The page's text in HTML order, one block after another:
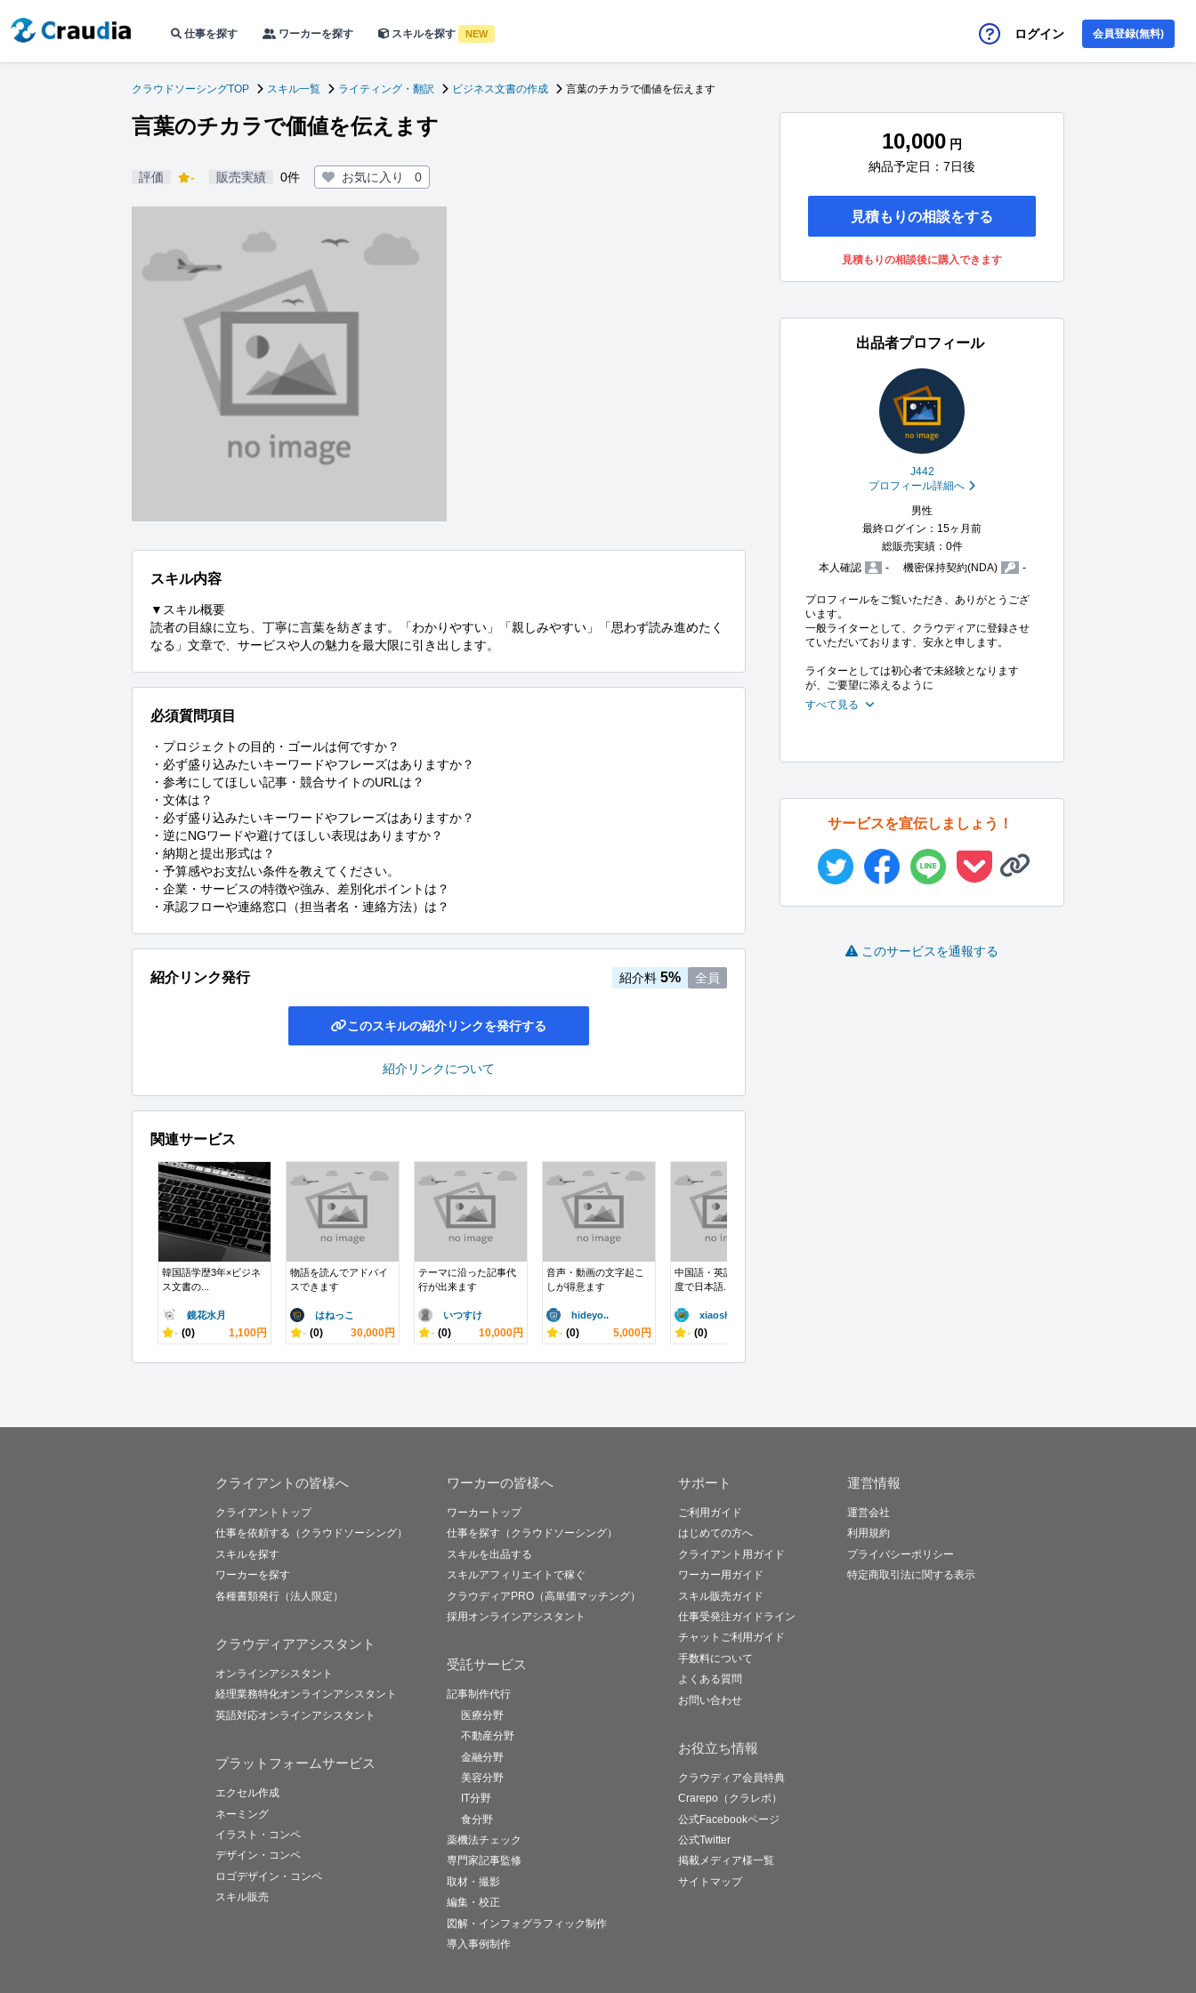
仕事を探す ワーカーを探す スキルを探す NEW ログイン 会員登録(無料)
クラウドソーシングTOP スキル一覧 ライティング・翻訳 ビジネス文書の作成 言葉のチカラで価値を伝えます
言葉のチカラで価値を伝えます
評価 - 販売実績 0件 お気に入り 0
スキル内容
▼スキル概要
読者の目線に立ち、丁寧に言葉を紡ぎます。「わかりやすい」「親しみやすい」「思わず読み進めたく
なる」文章で、サービスや人の魅力を最大限に引き出します。
必須質問項目
・プロジェクトの目的・ゴールは何ですか？
・必ず盛り込みたいキーワードやフレーズはありますか？
・参考にしてほしい記事・競合サイトのURLは？
・文体は？
・必ず盛り込みたいキーワードやフレーズはありますか？
・逆にNGワードや避けてほしい表現はありますか？
・納期と提出形式は？
・予算感やお支払い条件を教えてください。
・企業・サービスの特徴や強み、差別化ポイントは？
・承認フローや連絡窓口（担当者名・連絡方法）は？
紹介リンク発行 紹介料 5% 全員
このスキルの紹介リンクを発行する
紹介リンクについて
関連サービス
韓国語学歴3年×ビジネ
ス文書の...
鏡花水月
- (0) 1,100円
物語を読んでアドバイ
スできます
はねっこ
- (0) 30,000円
テーマに沿った記事代
行が出来ます
いつすけ
- (0) 10,000円
音声・動画の文字起こ
しが得意ます
hideyo..
- (0) 5,000円
中国語・英語を高い精
度で日本語...
xiaosh..
- (0)
10,000 円
納品予定日：7日後
見積もりの相談をする
見積もりの相談後に購入できます
出品者プロフィール
J442
プロフィール詳細へ
男性
最終ログイン：15ヶ月前
総販売実績：0件
本人確認
- 機密保持契約(NDA) -
プロフィールをご覧いただき、ありがとうござ
います。
一般ライターとして、クラウディアに登録させ
ていただいております、安永と申します。
ライターとしては初心者で未経験となります
が、ご要望に添えるように
すべて見る
サービスを宣伝しましょう！
このサービスを通報する
クライアントの皆様へ
クライアントトップ
仕事を依頼する（クラウドソーシング）
スキルを探す
ワーカーを探す
各種書類発行（法人限定）
クラウディアアシスタント
オンラインアシスタント
経理業務特化オンラインアシスタント
英語対応オンラインアシスタント
プラットフォームサービス
エクセル作成
ネーミング
イラスト・コンペ
デザイン・コンペ
ロゴデザイン・コンペ
スキル販売
ワーカーの皆様へ
ワーカートップ
仕事を探す（クラウドソーシング）
スキルを出品する
スキルアフィリエイトで稼ぐ
クラウディアPRO（高単価マッチング）
採用オンラインアシスタント
受託サービス
記事制作代行
医療分野
不動産分野
金融分野
美容分野
IT分野
食分野
薬機法チェック
専門家記事監修
取材・撮影
編集・校正
図解・インフォグラフィック制作
導入事例制作
サポート
ご利用ガイド
はじめての方へ
クライアント用ガイド
ワーカー用ガイド
スキル販売ガイド
仕事受発注ガイドライン
チャットご利用ガイド
手数料について
よくある質問
お問い合わせ
お役立ち情報
クラウディア会員特典
Crarepo（クラレポ）
公式Facebookページ
公式Twitter
掲載メディア様一覧
サイトマップ
運営情報
運営会社
利用規約
プライバシーポリシー
特定商取引法に関する表示